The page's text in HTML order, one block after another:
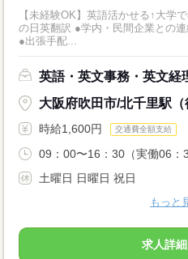
【未経験OK】英語活かせる↑大学で
の日英翻訳 ●学内・民間企業との
●出張手配...
英語・英文事務・英文経
大阪府吹田市/北千里駅（
時給1,600円 交通費全額支給
09：00〜16：30（実働06：
土曜日 日曜日 祝日
もっと
求人詳